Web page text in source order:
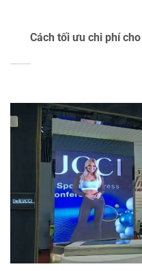
Cách tối ưu chi phí